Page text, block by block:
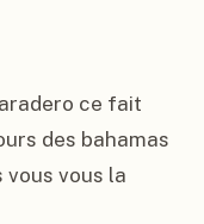
ce fait
des bahamas
vous vous la